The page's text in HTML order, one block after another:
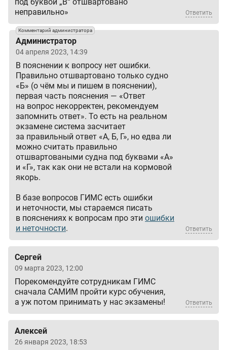
под буквой „В“ отшвартовано
неправильно»
Ответить
Комментарий администратора
Администратор
04 апреля 2023, 14:39
В пояснении к вопросу нет ошибки.
Правильно отшвартовано только судно
«Б» (о чём мы и пишем в пояснении),
первая часть пояснения — «Ответ
на вопрос некорректен, рекомендуем
запомнить ответ». То есть на реальном
экзамене система засчитает
за правильный ответ «А, Б, Г», но едва ли
можно считать правильно
отшвартоваными судна под буквами «А»
и «Г», так как они не встали на кормовой
якорь.
В базе вопросов ГИМС есть ошибки
и неточности, мы стараемся писать
в пояснениях к вопросам про эти ошибки
и неточности. Ответить
Сергей
09 марта 2023, 12:00
Порекомендуйте сотрудникам ГИМС
сначала САМИМ пройти курс обучения,
а уж потом принимать у нас экзамены!
Ответить
Алексей
26 января 2023, 18:53